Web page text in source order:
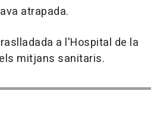
atrapada.
a l'Hospital de la
mitjans sanitaris.